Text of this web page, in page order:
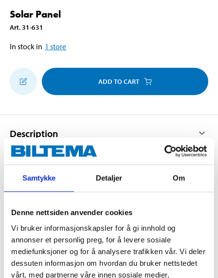
Samtykke Detaljer Om
Denne nettsiden anvender cookies
Vi bruker informasjonskapsler for å gi innhold og
annonser et personlig preg, for å levere sosiale
mediefunksjoner og for å analysere trafikken vår. Vi deler
dessuten informasjon om hvordan du bruker nettstedet
vårt, med partnerne våre innen sosiale medier,
Solar Panel
Art. 31-631
In stock in 1 store
ADD TO CART
Description
A natural way to use the sun's energy to charge
* Thin Film technology makes the panel effective
* The built-in blocking diode prevents the battery
from becoming depleted.
* The panel is weather-resistant and impact-
resistant.